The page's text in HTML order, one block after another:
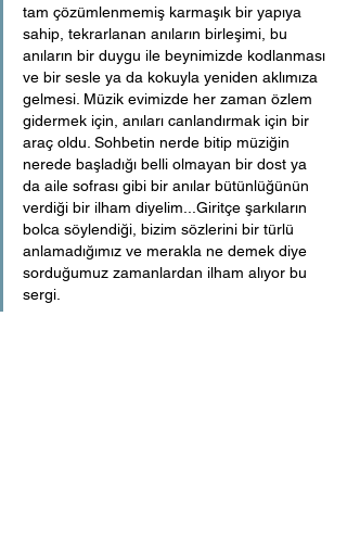
tam çözümlenmemiş karmaşık bir yapıya
sahip, tekrarlanan anıların birleşimi, bu
anıların bir duygu ile beynimizde kodlanması
ve bir sesle ya da kokuyla yeniden aklımıza
gelmesi. Müzik evimizde her zaman özlem
gidermek için, anıları canlandırmak için bir
araç oldu. Sohbetin nerde bitip müziğin
nerede başladığı belli olmayan bir dost ya
da aile sofrası gibi bir anılar bütünlüğünün
verdiği bir ilham diyelim...Giritçe şarkıların
bolca söylendiği, bizim sözlerini bir türlü
anlamadığımız ve merakla ne demek diye
sorduğumuz zamanlardan ilham alıyor bu
sergi.